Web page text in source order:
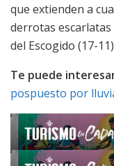
que extienden a
derrotas escarlatas
del Escogido (17-
Te puede
pospuesto por